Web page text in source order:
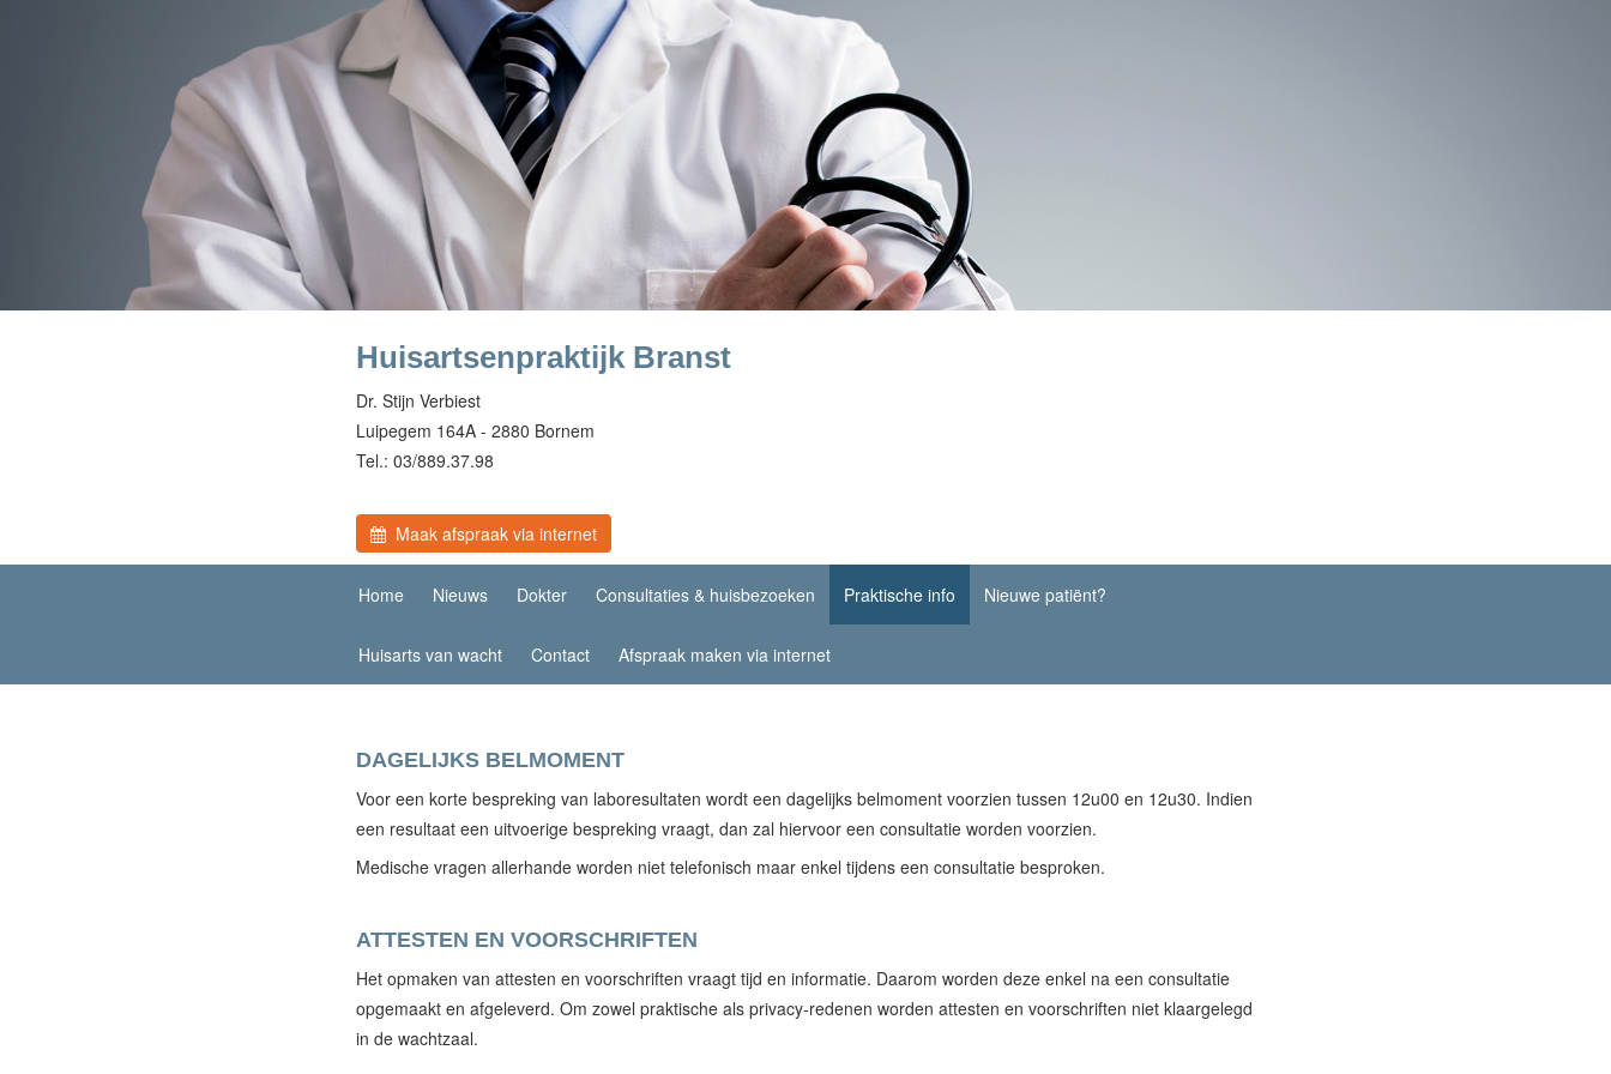
Huisartsenpraktijk Branst
Dr. Stijn Verbiest
Luipegem 164A - 2880 Bornem
Tel.: 03/889.37.98
Maak afspraak via internet
Home Nieuws Dokter Consultaties & huisbezoeken Praktische info Nieuwe patiënt?
Huisarts van wacht Contact Afspraak maken via internet
DAGELIJKS BELMOMENT
Voor een korte bespreking van laboresultaten wordt een dagelijks belmoment voorzien tussen 12u00 en 12u30. Indien
een resultaat een uitvoerige bespreking vraagt, dan zal hiervoor een consultatie worden voorzien.
Medische vragen allerhande worden niet telefonisch maar enkel tijdens een consultatie besproken.
ATTESTEN EN VOORSCHRIFTEN
Het opmaken van attesten en voorschriften vraagt tijd en informatie. Daarom worden deze enkel na een consultatie
opgemaakt en afgeleverd. Om zowel praktische als privacy-redenen worden attesten en voorschriften niet klaargelegd
in de wachtzaal.